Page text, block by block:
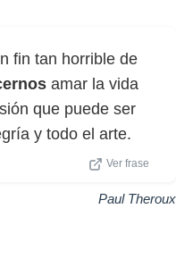
fin tan horrible de
amar la vida
que puede ser
y todo el arte.
Ver frase
Paul Theroux